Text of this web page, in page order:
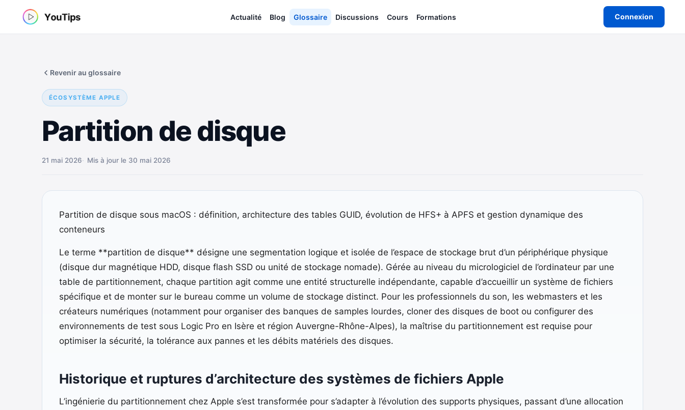
Actualité Blog Glossaire Discussions Cours Formations Connexion
ÉCOSYSTÈME APPLE
Partition de disque
Revenir au glossaire
21 mai 2026 Mis à jour le 30 mai 2026
Partition de disque sous macOS : définition, architecture des tables GUID, évolution de HFS+ à APFS et gestion dynamique des
conteneurs
Le terme **partition de disque** désigne une segmentation logique et isolée de l’espace de stockage brut d’un périphérique physique
(disque dur magnétique HDD, disque flash SSD ou unité de stockage nomade). Gérée au niveau du micrologiciel de l’ordinateur par une
table de partitionnement, chaque partition agit comme une entité structurelle indépendante, capable d’accueillir un système de fichiers
spécifique et de monter sur le bureau comme un volume de stockage distinct. Pour les professionnels du son, les webmasters et les
créateurs numériques (notamment pour organiser des banques de samples lourdes, cloner des disques de boot ou configurer des
environnements de test sous Logic Pro en Isère et région Auvergne-Rhône-Alpes), la maîtrise du partitionnement est requise pour
optimiser la sécurité, la tolérance aux pannes et les débits matériels des disques.
Historique et ruptures d’architecture des systèmes de fichiers Apple
L’ingénierie du partitionnement chez Apple s’est transformée pour s’adapter à l’évolution des supports physiques, passant d’une allocation